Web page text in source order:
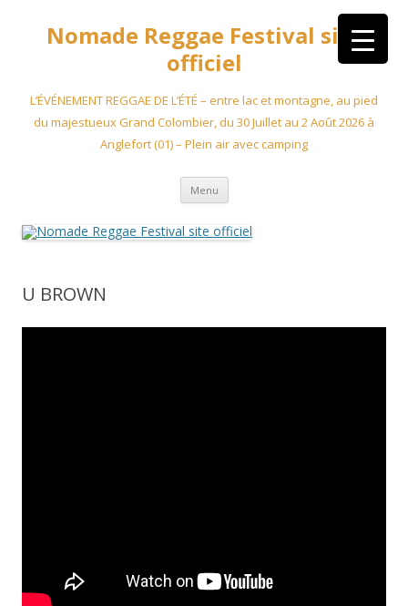
contenuNomade Reggae Festival site
officiel
L’ÉVÉNEMENT REGGAE DE L’ÉTÉ – entre lac et montagne, au pied
du majestueux Grand Colombier, du 30 Juillet au 2 Août 2026 à
Anglefort (01) – Plein air avec camping
Menu
U BROWN